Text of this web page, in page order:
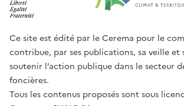
Ce site est édité par le Cerema pour le
contribue, par ses publications, sa veille et
soutenir l’action publique dans le secteur
foncières.
Tous les contenus proposés sont sous